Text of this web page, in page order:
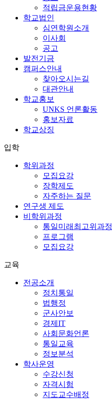
적립금운용현황
학교법인
심연학원소개
이사회
공고
발전기금
캠퍼스안내
찾아오시는길
대관안내
학교홍보
UNKS 언론활동
홍보자료
학교상징
입학
학위과정
모집요강
장학제도
자주하는 질문
연구생 제도
비학위과정
통일미래최고위과정
프로그램
모집요강
교육
전공소개
정치통일
법행정
군사안보
경제IT
사회문화언론
통일교육
정보분석
학사운영
수강신청
자격시험
지도교수배정